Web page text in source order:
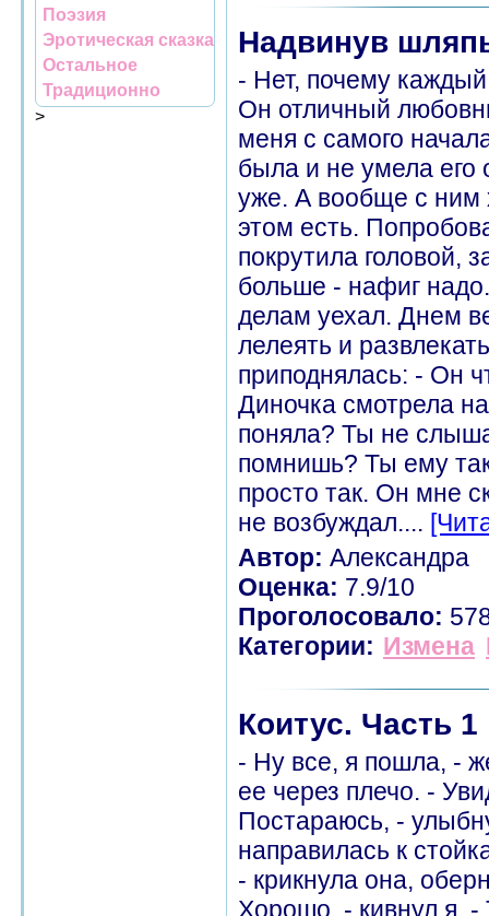
Поэзия
Эротическая сказка
Остальное
Традиционно
>
Надвинув
- Нет, почему
Он отличный
меня с самого
была и не умела его
уже. А вообще с ним
этом есть.
покрутила головой,
больше - нафиг
делам уехал. Днем
лелеять и
приподнялась: - Он
Диночка смотрела
поняла? Ты не
помнишь? Ты ему
просто так. Он мне
не возбуждал....
Автор: Александра
Оценка: 7.9/10
Проголосовало:
Категории: Измена
Коитус. Часть 1
- Ну все, я пошла, -
ее через плечо. -
Постараюсь, -
направилась к
- крикнула она,
Хорошо, - кивнул я. -